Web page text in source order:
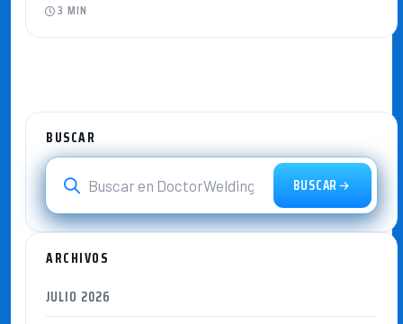
3 MIN
BUSCAR
BUSCAR
ARCHIVOS
JULIO 2026